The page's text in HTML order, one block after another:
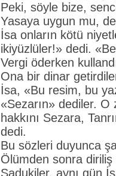
Peki, söyle bize,
Yasaya uygun mu,
İsa onların kötü
ikiyüzlüler!» dedi.
Vergi öderken
Ona bir dinar
İsa, «Bu resim, bu
«Sezarın» dediler.
hakkını Sezara,
dedi.
Bu sözleri duyunca
Ölümden sonra diriliş
Sadukiler, aynı gün